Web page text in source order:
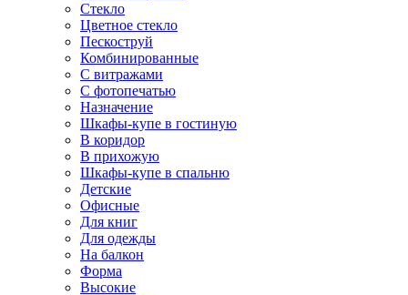
Стекло
Цветное стекло
Пескоструй
Комбинированные
С витражами
С фотопечатью
Назначение
Шкафы-купе в гостиную
В коридор
В прихожую
Шкафы-купе в спальню
Детские
Офисные
Для книг
Для одежды
На балкон
Форма
Высокие